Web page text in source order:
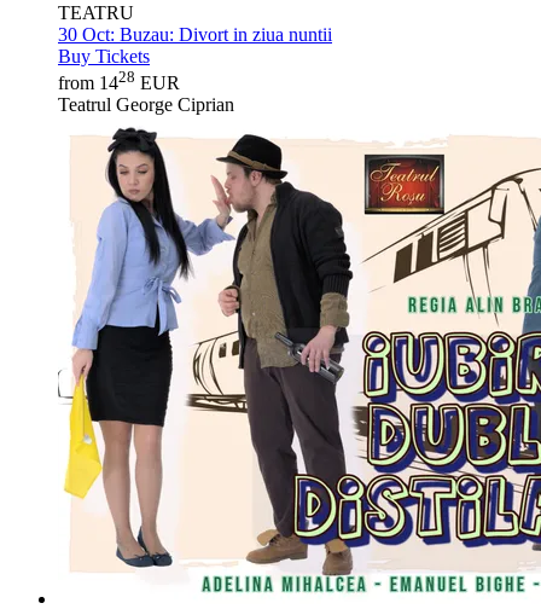
TEATRU
30 Oct: Buzau: Divort in ziua nuntii
Buy Tickets
from 1428 EUR
Teatrul George Ciprian